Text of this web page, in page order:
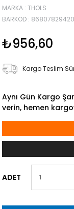
MARKA : THOLS
BARKOD :
₺956,60
Kargo Teslim
Aynı Gün Kargo
verin, hemen
ADET